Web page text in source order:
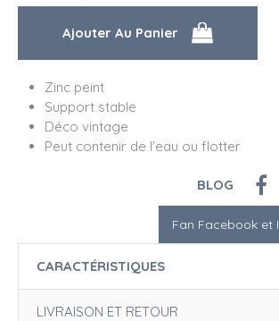
Zinc peint
Support stable
Déco vintage
Peut contenir de l'eau ou flotter
BLOG
Fan Facebook et
CARACTÉRISTIQUES
LIVRAISON ET RETOUR